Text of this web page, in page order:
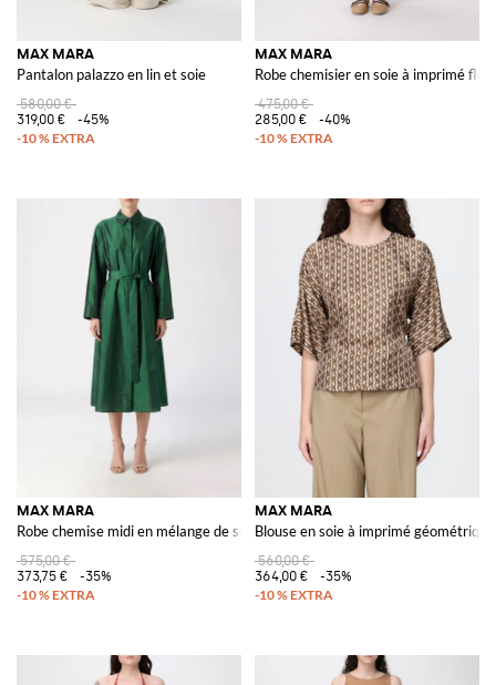
MAX MARA
Pantalon palazzo en lin et soie
580,00 €
319,00 €
-45%
MAX MARA
Robe chemisier en soie à imprimé
475,00 €
285,00 €
-40%
MAX MARA
Robe chemise midi en mélange de soie avec ceinture à nouer
575,00 €
373,75 €
-35%
MAX MARA
Blouse en soie à imprimé
560,00 €
364,00 €
-35%